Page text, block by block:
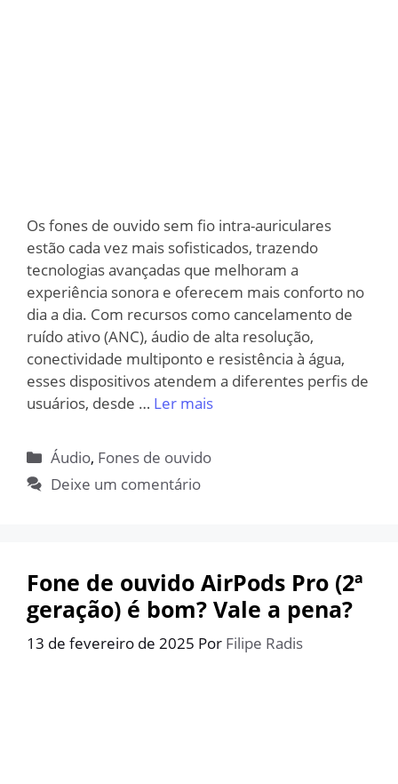
Os fones de ouvido sem fio intra-auriculares
estão cada vez mais sofisticados, trazendo
tecnologias avançadas que melhoram a
experiência sonora e oferecem mais conforto no
dia a dia. Com recursos como cancelamento de
ruído ativo (ANC), áudio de alta resolução,
conectividade multiponto e resistência à água,
esses dispositivos atendem a diferentes perfis de
usuários, desde … Ler mais
Categorias
Áudio, Fones de ouvido
Deixe um comentário
Fone de ouvido AirPods Pro (2ª
geração) é bom? Vale a pena?
13 de fevereiro de 2025 Por Filipe Radis